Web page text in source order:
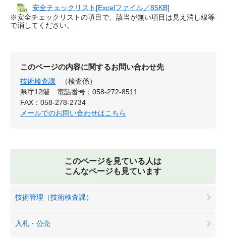
安全チェックリスト[Excelファイル／85KB]
※安全チェックリストの項目で、該当が無い項目は見え消し線等
で消してください。
このページの内容に関するお問い合わせ先
技術検査課
（検査係）
県庁12階
電話番号：058-272-8511
FAX：058-278-2734
メールでのお問い合わせはこちら
このページを見ている人は
こんなページも見ています
技術管理（技術検査課）
入札・公売